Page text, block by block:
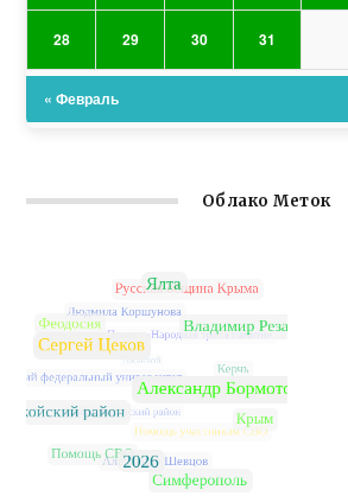
28 29 30 31
« Февраль
Облако Меток